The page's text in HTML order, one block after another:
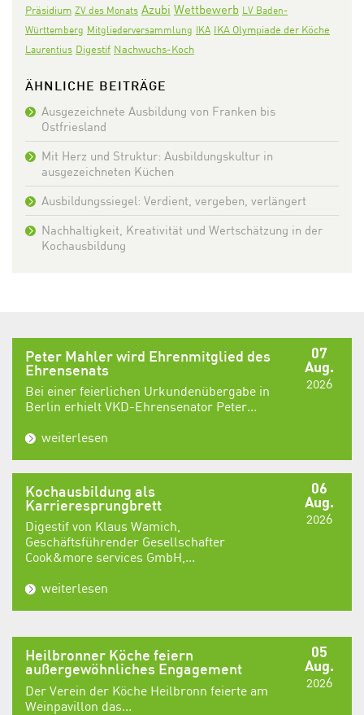
Präsidium ZV des Monats Azubi Wettbewerb LV Baden-
Württemberg Mitgliederversammlung IKA IKA Olympiade der Köche
Laurentius Digestif Nachwuchs-Koch
ÄHNLICHE BEITRÄGE
Ausgezeichnete Ausbildung von Franken bis
Ostfriesland
Mit Herz und Struktur: Ausbildungskultur in
ausgezeichneten Küchen
Ausbildungssiegel: Verdient, vergeben, verlängert
Nachhaltigkeit, Kreativität und Wertschätzung in der
Kochausbildung
07
Aug.
2026
Peter Mahler wird Ehrenmitglied des
Ehrensenats
Bei einer feierlichen Urkundenübergabe in
Berlin erhielt VKD-Ehrensenator Peter...
weiterlesen
06
Aug.
2026
Kochausbildung als
Karrieresprungbrett
Digestif von Klaus Wamich,
Geschäftsführender Gesellschafter
Cook&more services GmbH,...
weiterlesen
05
Aug.
2026
Heilbronner Köche feiern
außergewöhnliches Engagement
Der Verein der Köche Heilbronn feierte am
Weinpavillon das...